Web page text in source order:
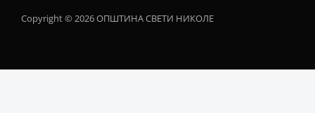
Copyright © 2026 ОПШТИНА СВЕТИ НИКОЛЕ